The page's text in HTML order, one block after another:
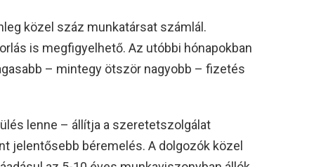
közel száz munkatársat számlál.
is megfigyelhető. Az utóbbi hónapokban
– mintegy ötször nagyobb – fizetés
lenne – állítja a szeretetszolgálat
jelentősebb béremelés. A dolgozók közel